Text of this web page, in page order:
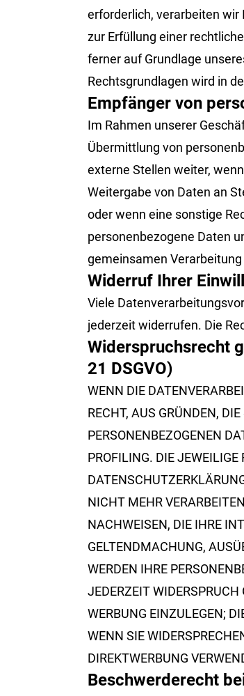
erforderlich, verarbeiten wir
zur Erfüllung einer
ferner auf Grundlage
Rechtsgrundlagen wird in
Empfänger von
Im Rahmen unserer
Übermittlung von
externe Stellen weiter,
Weitergabe von Daten an
oder wenn eine sonstige
personenbezogene Daten
gemeinsamen
Widerruf Ihrer
Viele
jederzeit widerrufen. Die
Widerspruchsrecht
21 DSGVO)
WENN DIE
RECHT, AUS GRÜNDEN,
PERSONENBEZOGENEN
PROFILING. DIE
NICHT MEHR
NACHWEISEN, DIE IHRE
GELTENDMACHUNG,
WERDEN IHRE
JEDERZEIT WIDERSPRUCH
WERBUNG EINZULEGEN;
WENN SIE
DIREKTWERBUNG
Beschwerde­recht